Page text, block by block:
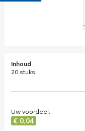
Inhoud
20 stuks
Uw voordeel:
€ 0,04